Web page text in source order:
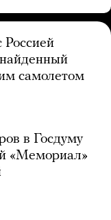
Россией
самолетом
в Госдуму
«Мемориал»